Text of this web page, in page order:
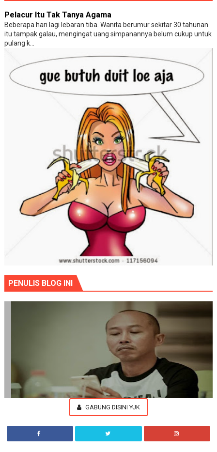
Pelacur Itu Tak Tanya Agama
Beberapa hari lagi lebaran tiba. Wanita berumur sekitar 30 tahunan
itu tampak galau, mengingat uang simpanannya belum cukup untuk
pulang k...
PENULIS BLOG INI
GABUNG DISINI YUK